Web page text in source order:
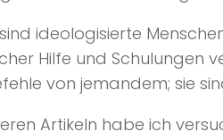
ideologisierte
Hilfe und Schulungen
von jemandem; sie
Artikeln habe ich